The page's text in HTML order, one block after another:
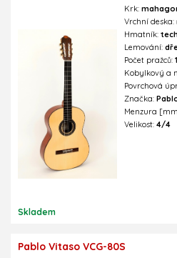
Skladem
Krk:
Vrchní deska:
Hmatník:
Lemování:
Počet pražců:
Kobylkový a
Povrchová
Značka:
Menzura
Velikost:4/4
Pablo Vitaso VCG-80S